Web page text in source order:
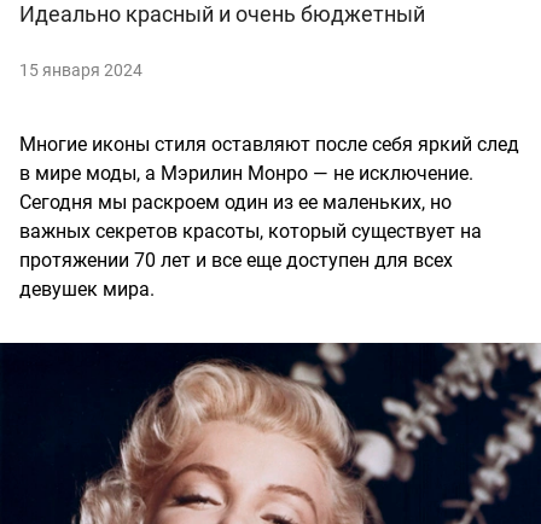
Идеально красный и очень бюджетный
15 января 2024
Многие иконы стиля оставляют после себя яркий след
в мире моды, а Мэрилин Монро — не исключение.
Сегодня мы раскроем один из ее маленьких, но
важных секретов красоты, который существует на
протяжении 70 лет и все еще доступен для всех
девушек мира.